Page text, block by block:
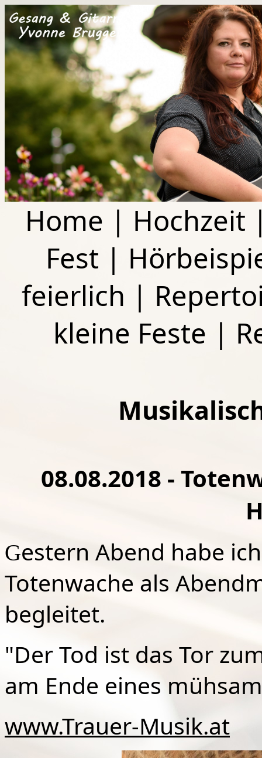
Home | Hochzeit
Fest |
feierlich |
kleine Feste |
08.08.2018 -
Gestern Abend habe
Totenwache als
begleitet.
"Der Tod ist das Tor
am Ende eines
www.Trauer-Musik.at